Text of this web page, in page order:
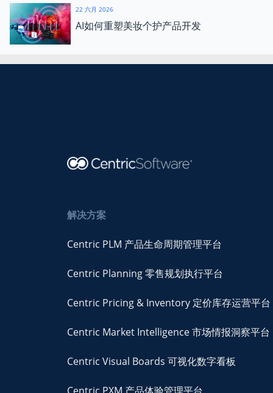
22 六月 2026
AI如何重塑美妆个护产品开发
解决方案
Centric PLM 产品生命周期管理平台
Centric Planning 零售规划执行平台
Centric Pricing & Inventory 定价库存运营平台
Centric Market Intelligence 市场情报洞察平台
Centric Visual Boards 可视化数字看板
Centric PXM 产品体验管理平台